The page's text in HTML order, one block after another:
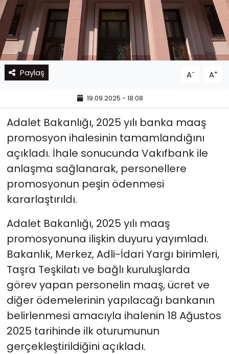
Paylaş A- A+
19.09.2025 - 18:08
Adalet Bakanlığı, 2025 yılı banka maaş
promosyon ihalesinin tamamlandığını
açıkladı. İhale sonucunda Vakıfbank ile
anlaşma sağlanarak, personellere
promosyonun peşin ödenmesi
kararlaştırıldı.
Adalet Bakanlığı, 2025 yılı maaş
promosyonuna ilişkin duyuru yayımladı.
Bakanlık, Merkez, Adli-İdari Yargı birimleri,
Taşra Teşkilatı ve bağlı kuruluşlarda
görev yapan personelin maaş, ücret ve
diğer ödemelerinin yapılacağı bankanın
belirlenmesi amacıyla ihalenin 18 Ağustos
2025 tarihinde ilk oturumunun
gerçekleştirildiğini açıkladı.